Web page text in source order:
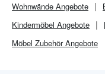
Wohnwände Angebote
Kindermöbel Angebote
Möbel Zubehör Angebote